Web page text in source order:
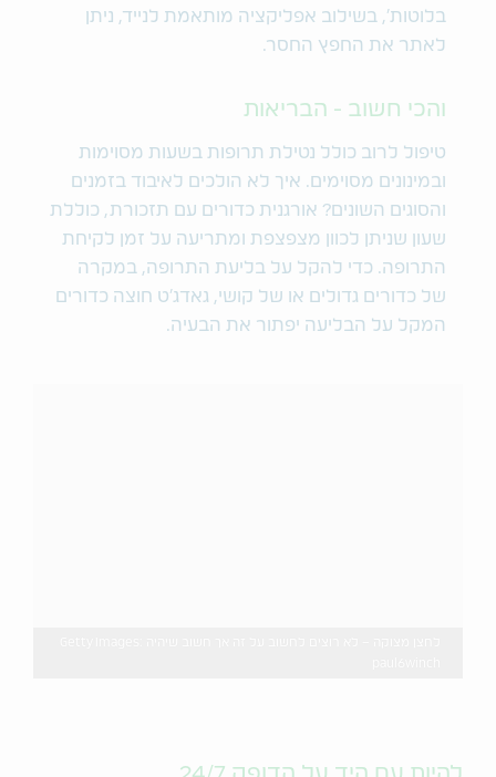
בלוטות', בשילוב אפליקציה מותאמת לנייד, ניתן
לאתר את החפץ החסר.
והכי חשוב - הבריאות
טיפול לרוב כולל נטילת תרופות בשעות מסוימות
ובמינונים מסוימים. איך לא הולכים לאיבוד בזמנים
והסוגים השונים? אורגנית כדורים עם תזכורת, כוללת
שעון שניתן לכוון מצפצפת ומתריעה על זמן לקיחת
התרופה. כדי להקל על בליעת התרופה, במקרה
של כדורים גדולים או של קושי, גאדג'ט חוצה כדורים
המקל על הבליעה יפתור את הבעיה.